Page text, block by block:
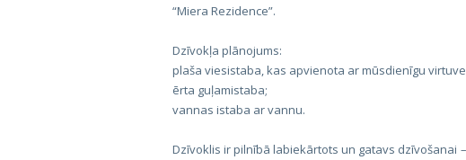
“Miera Rezidence”.
Dzīvokļa plānojums:
plaša viesistaba, kas apvienota ar mūsdienīgu
ērta guļamistaba;
vannas istaba ar vannu.
Dzīvoklis ir pilnībā labiekārtots un gatavs dzīvošanai